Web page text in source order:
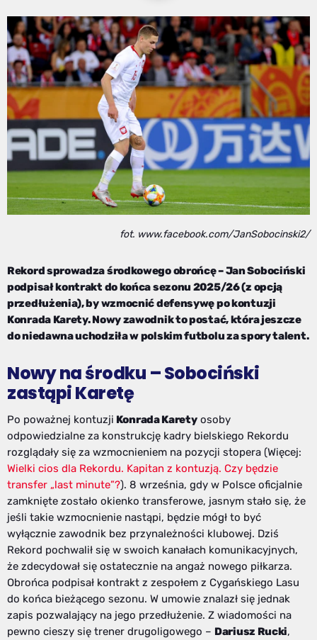
fot. www.facebook.com/JanSobocinski2/
Rekord sprowadza środkowego obrońcę – Jan Sobociński
podpisał kontrakt do końca sezonu 2025/26 (z opcją
przedłużenia), by wzmocnić defensywę po kontuzji
Konrada Karety. Nowy zawodnik to postać, która jeszcze
do niedawna uchodziła w polskim futbolu za spory talent.
Nowy na środku – Sobociński
zastąpi Karetę
Po poważnej kontuzji Konrada Karetyosoby
odpowiedzialne za konstrukcję kadry bielskiego Rekordu
rozglądały się za wzmocnieniem na pozycji stopera (Więcej:
Wielki cios dla Rekordu. Kapitan z kontuzją. Czy będzie
transfer „last minute”?). 8 września, gdy w Polsce oficjalnie
zamknięte zostało okienko transferowe, jasnym stało się, że
jeśli takie wzmocnienie nastąpi, będzie mógł to być
wyłącznie zawodnik bez przynależności klubowej. Dziś
Rekord pochwalił się w swoich kanałach komunikacyjnych,
że zdecydował się ostatecznie na angaż nowego piłkarza.
Obrońca podpisał kontrakt z zespołem z Cygańskiego Lasu
do końca bieżącego sezonu. W umowie znalazł się jednak
zapis pozwalający na jego przedłużenie. Z wiadomości na
pewno cieszy się trener drugoligowego – Dariusz Rucki,